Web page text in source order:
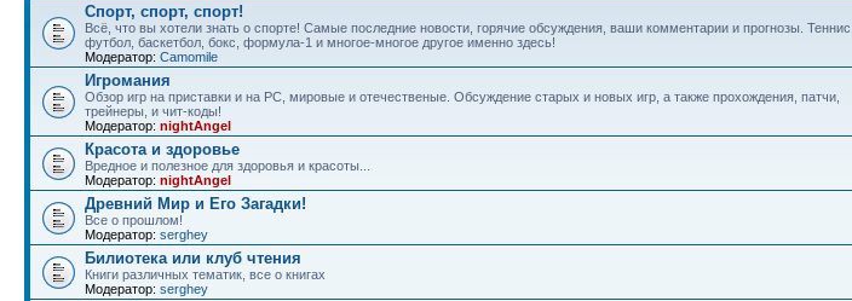
Спорт, спорт, спорт!
Всё, что вы хотели знать о спорте! Самые последние новости, горячие обсуждения, ваши комментарии и прогнозы. Теннис,
футбол, баскетбол, бокс, формула-1 и многое-многое другое именно здесь!
Модератор: Camomile
Игромания
Обзор игр на приставки и на PC, мировые и отечественые. Обсуждение старых и новых игр, а также прохождения, патчи,
трейнеры, и чит-коды!
Модератор: nightAngel
Красота и здоровье
Вредное и полезное для здоровья и красоты...
Модератор: nightAngel
Древний Мир и Его Загадки!
Все о прошлом!
Модератор: serghey
Билиотека или клуб чтения
Книги различных тематик, все о книгах
Модератор: serghey